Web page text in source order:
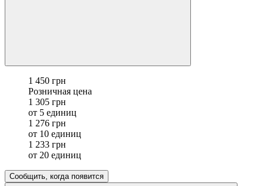
1 450 грн
Розничная цена
1 305 грн
от 5 единиц
1 276 грн
от 10 единиц
1 233 грн
от 20 единиц
Сообщить, когда появится